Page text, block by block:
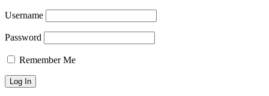
Username
Password
Remember Me